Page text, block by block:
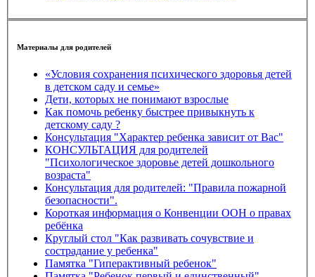
Материалы для родителей
«Условия сохранения психического здоровья детей
в детском саду и семье»
Дети, которых не понимают взрослые
Как помочь ребенку быстрее привыкнуть к
детскому саду ?
Консультация "Характер ребенка зависит от Вас"
КОНСУЛЬТАЦИЯ для родителей
"Психологическое здоровье детей дошкольного
возраста"
Консультация для родителей: "Правила пожарной
безопасности".
Короткая информация о Конвенции ООН о правах
ребёнка
Круглый стол "Как развивать сочувствие и
сострадание у ребенка"
Памятка "Гиперактивный ребенок"